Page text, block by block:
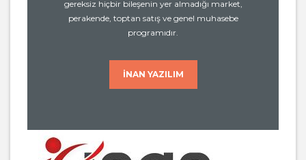
gereksiz hiçbir bileşenin yer almadığı market,
perakende, toptan satış ve genel muhasebe
programıdır.
İNAN YAZILIM